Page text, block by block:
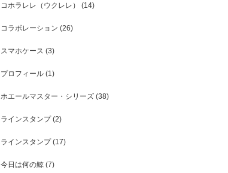
コホラレレ（ウクレレ） (14)
コラボレーション (26)
スマホケース (3)
プロフィール (1)
ホエールマスター・シリーズ (38)
ラインスタンプ(2)
ラインスタンプ(17)
今日は何の鯨 (7)